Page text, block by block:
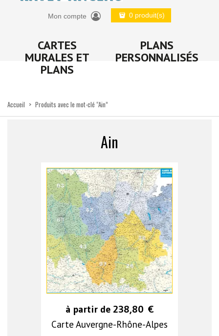
Mon compte 0 produit(s)
CARTES
MURALES ET
PLANS
PLANS
PERSONNALISÉS
Accueil > Produits avec le mot-clé “Ain”
Ain
à partir de 238,80 €
Carte Auvergne-Rhône-Alpes